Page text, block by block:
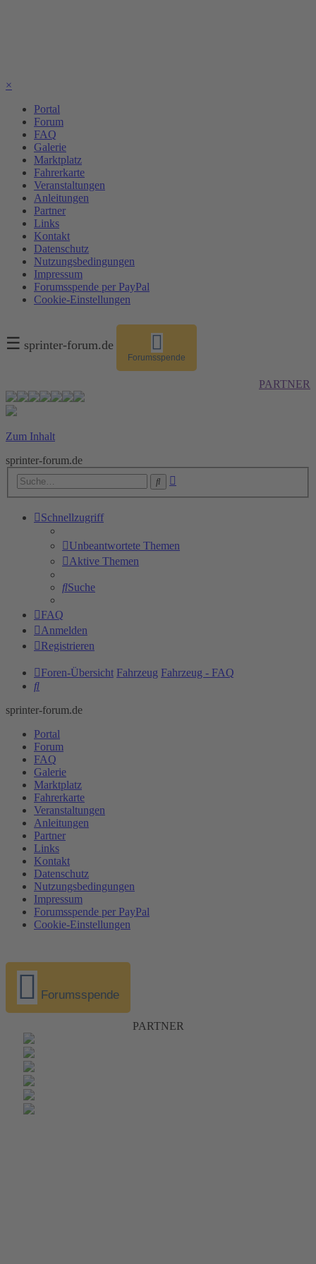
×
Portal
Forum
FAQ
Galerie
Marktplatz
Fahrerkarte
Veranstaltungen
Anleitungen
Partner
Links
Kontakt
Datenschutz
Nutzungsbedingungen
Impressum
Forumsspende per PayPal
Cookie-Einstellungen
☰ sprinter-forum.de
Forumsspende
PARTNER
Zum Inhalt
sprinter-forum.de
Suche
Schnellzugriff
Unbeantwortete Themen
Aktive Themen
Suche
FAQ
Anmelden
Registrieren
Foren-Übersicht Fahrzeug Fahrzeug - FAQ
Suche
sprinter-forum.de
Portal
Forum
FAQ
Galerie
Marktplatz
Fahrerkarte
Veranstaltungen
Anleitungen
Partner
Links
Kontakt
Datenschutz
Nutzungsbedingungen
Impressum
Forumsspende per PayPal
Cookie-Einstellungen
Forumsspende
PARTNER